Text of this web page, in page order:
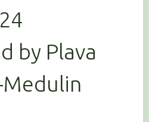
by Plava
Medulin